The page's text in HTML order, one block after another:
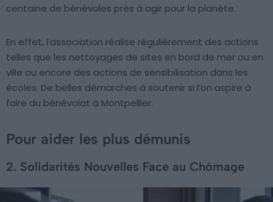
centaine de bénévoles près à agir pour la planète.
En effet, l’association réalise régulièrement des actions
telles que les nettoyages de sites en bord de mer ou en
ville ou encore des actions de sensibilisation dans les
écoles. De belles démarches à soutenir si l’on aspire à
faire du bénévolat à Montpellier.
Pour aider les plus démunis
2. Solidarités Nouvelles Face au Chômage